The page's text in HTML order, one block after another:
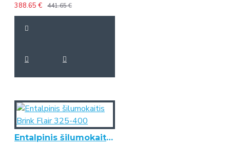
388.65 € 441.65 €
Entalpinis šilumokaitis Brink Flair 325-400